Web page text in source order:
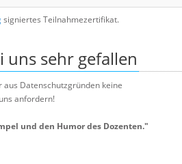
signiertes Teilnahmezertifikat.
uns sehr gefallen
Datenschutzgründen keine
anfordern!
und den Humor des Dozenten."